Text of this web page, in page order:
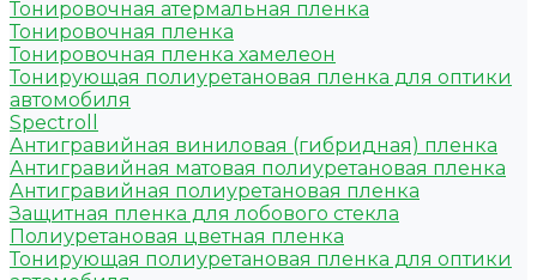
Тонировочная атермальная пленка
Тонировочная пленка
Тонировочная пленка хамелеон
Тонирующая полиуретановая пленка для оптики
автомобиля
Spectroll
Антигравийная виниловая (гибридная) пленка
Антигравийная матовая полиуретановая пленка
Антигравийная полиуретановая пленка
Защитная пленка для лобового стекла
Полиуретановая цветная пленка
Тонирующая полиуретановая пленка для оптики